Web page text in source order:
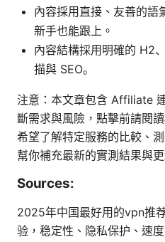
內容採用直接、友善的語
新手也能跟上。
內容結構採用明確的 H2
描與 SEO。
注意：本文章包含 Affiliate
斷需求與風險，點擊前請閱
希望了解特定服務的比較、
幫你補充最新的實測結果與
Sources:
2025年中国最好用的vpn推
验，稳定性、隐私保护、速